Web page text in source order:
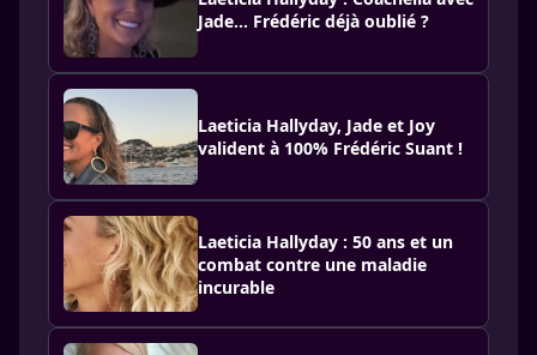
Jade... Frédéric déjà oublié ?
Laeticia Hallyday, Jade et Joy
valident à 100% Frédéric Suant !
Laeticia Hallyday : 50 ans et un
combat contre une maladie
incurable